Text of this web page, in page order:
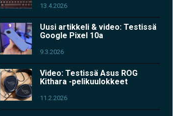
13.4.2026
Uusi artikkeli & video: Testissä
Google Pixel 10a
9.3.2026
Video: Testissä Asus ROG
Kithara -pelikuulokkeet
11.2.2026